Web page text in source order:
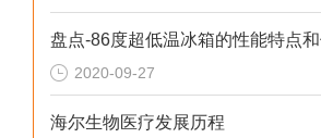
2020-09-27
海尔生物医疗发展历程